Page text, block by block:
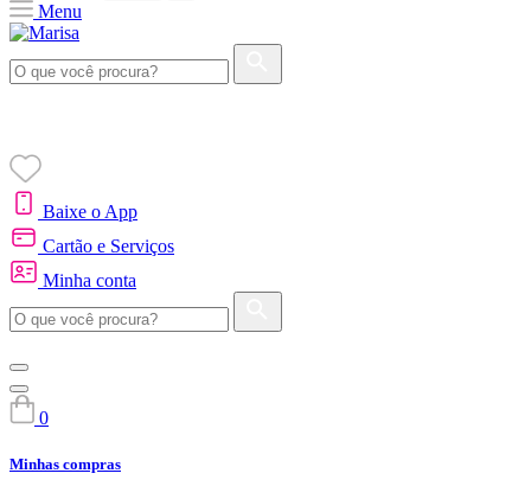
Menu
Baixe o App
Cartão e Serviços
Minha conta
0
Minhas compras